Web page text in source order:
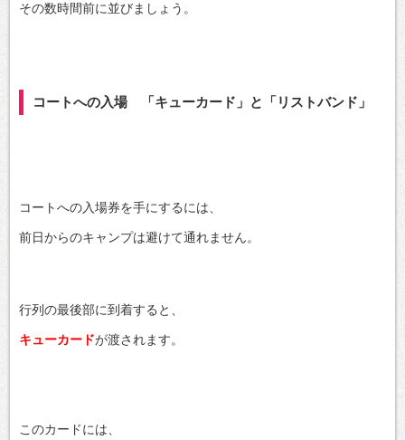
その数時間前に並びましょう。
コートへの入場 「キューカード」と「リストバンド」
コートへの入場券を手にするには、
前日からのキャンプは避けて通れません。
行列の最後部に到着すると、
キューカードが渡されます。
このカードには、